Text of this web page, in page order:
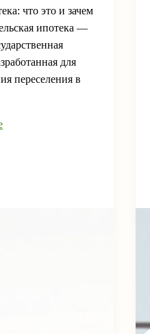
что это и зачем
ипотека —
для
переселения в